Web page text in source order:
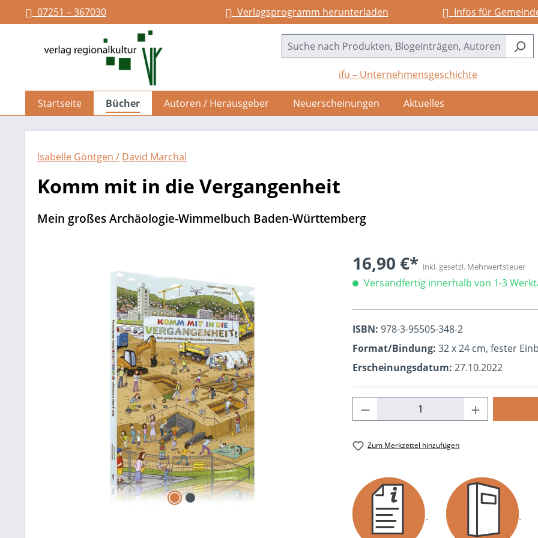
Zur Hauptnavigation springen
07251 – 367030 Verlagsprogramm herunterladen Infos für
ifu – Unternehmensgeschichte
Startseite Bücher Autoren / Herausgeber Neuerscheinungen Aktuelles
Isabelle Göntgen / David Marchal
Komm mit in die Vergangenheit
Mein großes Archäologie-Wimmelbuch Baden-Württemberg
16,90 €* inkl. gesetzl. Mehrwertsteuer
Versandfertig innerhalb von 1-3
ISBN: 978-3-95505-348-2
Format/Bindung: 32 x 24 cm, fester
Erscheinungsdatum: 27.10.2022
Produkt Anzahl: Gib den
Zum Merkzettel hinzufügen